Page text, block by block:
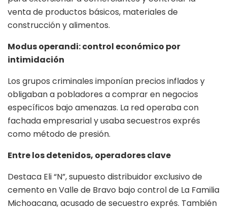
venta de productos básicos, materiales de
construcción y alimentos.
Modus operandi: control económico por
intimidación
Los grupos criminales imponían precios inflados y
obligaban a pobladores a comprar en negocios
específicos bajo amenazas. La red operaba con
fachada empresarial y usaba secuestros exprés
como método de presión.
Entre los detenidos, operadores clave
Destaca Eli “N”, supuesto distribuidor exclusivo de
cemento en Valle de Bravo bajo control de La Familia
Michoacana, acusado de secuestro exprés. También